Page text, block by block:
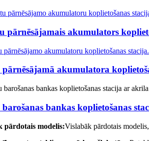
pārnēsājamais akumulators
pārnēsājamā akumulatora
barošanas bankas koplietošanas
pārdotais modelis:Vislabāk pārdotais